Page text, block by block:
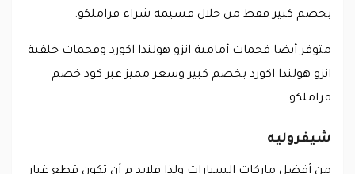
بخصم كبير فقط من خلال قسيمة شراء فراملكو.
متوفر أيضا فحمات أمامية انزو هولندا اكورد وفحمات خلفية
انزو هولندا اكورد بخصم كبير وسعر مميز عبر كود خصم
فراملكو.
شيفروليه